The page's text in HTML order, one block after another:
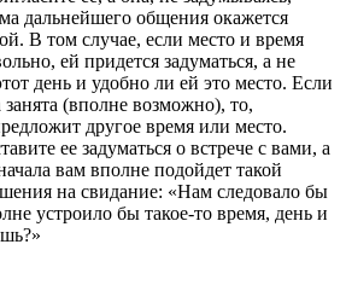
дальнейшего общения окажется
В том случае, если место и время
ей придется задуматься, а не
день и удобно ли ей это место. Если
(вполне возможно), то,
другое время или место.
ее задуматься о встрече с вами, а
вам вполне подойдет такой
на свидание: «Нам следовало бы
устроило бы такое-то время, день и